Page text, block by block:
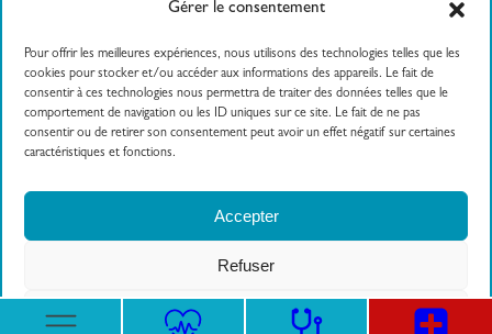
Gérer le consentement
Pour offrir les meilleures expériences, nous utilisons des technologies telles que les
cookies pour stocker et/ou accéder aux informations des appareils. Le fait de
consentir à ces technologies nous permettra de traiter des données telles que le
comportement de navigation ou les ID uniques sur ce site. Le fait de ne pas
consentir ou de retirer son consentement peut avoir un effet négatif sur certaines
caractéristiques et fonctions.
Accepter
Refuser
Voir les préférences
74130 Contamine sur